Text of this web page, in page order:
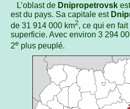
L’oblast de Dnipropetrovsk
est du pays. Sa capitale est
de 31 914 000 km2, ce qui en fait
superficie. Avec environ 3 294
2e plus peuplé.